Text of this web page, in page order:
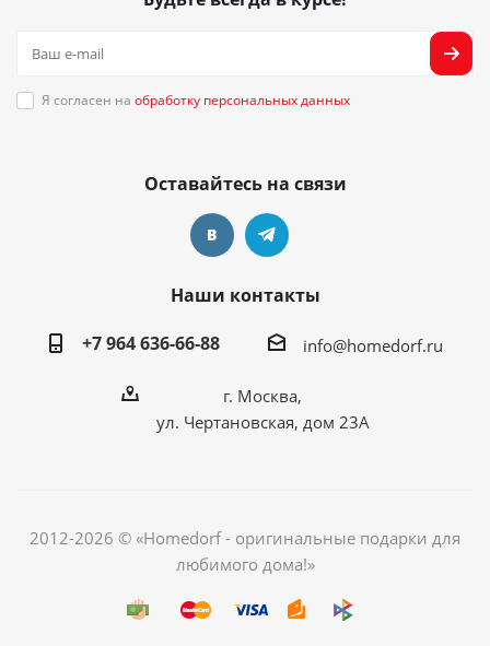
Я согласен на обработку персональных данных
Оставайтесь на связи
Наши контакты
+7 964 636-66-88
info@homedorf.ru
г. Москва,
ул. Чертановская, дом 23А
2012-2026 © «Homedorf - оригинальные подарки для
любимого дома!»